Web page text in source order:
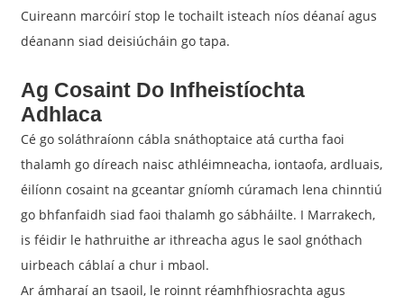
Cuireann marcóirí stop le tochailt isteach níos déanaí agus
déanann siad deisiúcháin go tapa.
Ag Cosaint Do Infheistíochta
Adhlaca
Cé go soláthraíonn cábla snáthoptaice atá curtha faoi
thalamh go díreach naisc athléimneacha, iontaofa, ardluais,
éilíonn cosaint na gceantar gníomh cúramach lena chinntiú
go bhfanfaidh siad faoi thalamh go sábháilte. I Marrakech,
is féidir le hathruithe ar ithreacha agus le saol gnóthach
uirbeach cáblaí a chur i mbaol.
Ar ámharaí an tsaoil, le roinnt réamhfhiosrachta agus